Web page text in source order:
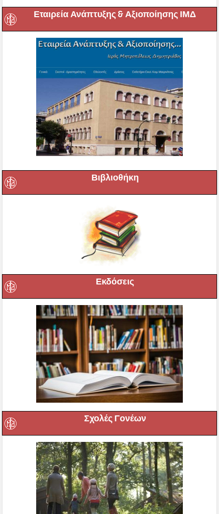
Εταιρεία Ανάπτυξης & Αξιοποίησης ΙΜΔ
Βιβλιοθήκη
Εκδόσεις
Σχολές Γονέων